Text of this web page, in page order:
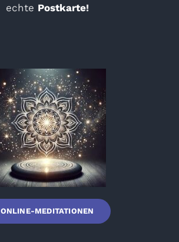
echte Postkarte!
ONLINE-MEDITATIONEN